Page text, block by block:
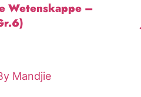
Wetenskappe –
Mandjie